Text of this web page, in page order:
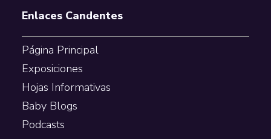
Enlaces Candentes
Página Principal
Exposiciones
Hojas Informativas
Baby Blogs
Podcasts